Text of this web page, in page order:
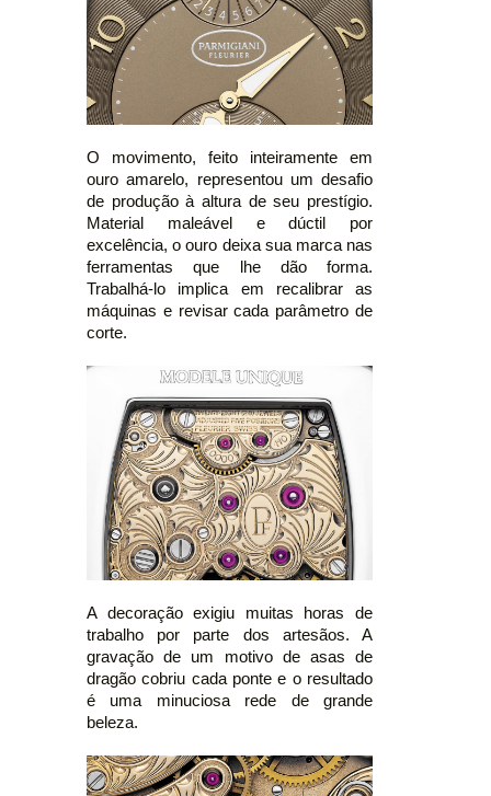
O movimento, feito inteiramente em
ouro amarelo, representou um desafio
de produção à altura de seu prestígio.
Material maleável e dúctil por
excelência, o ouro deixa sua marca nas
ferramentas que lhe dão forma.
Trabalhá-lo implica em recalibrar as
máquinas e revisar cada parâmetro de
corte.
A decoração exigiu muitas horas de
trabalho por parte dos artesãos. A
gravação de um motivo de asas de
dragão cobriu cada ponte e o resultado
é uma minuciosa rede de grande
beleza.